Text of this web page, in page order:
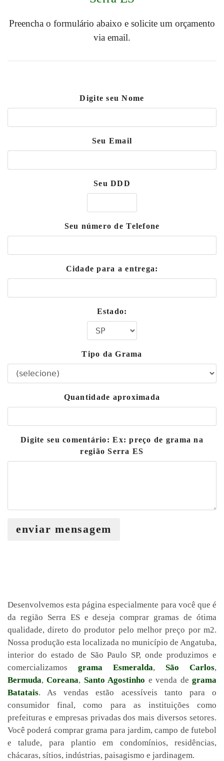
Preencha o formulário abaixo e solicite um orçamento
via email.
Digite seu Nome
Seu Email
Seu DDD
Seu número de Telefone
Cidade para a entrega:
Estado:
Tipo da Grama
Quantidade aproximada
Digite seu comentário: Ex: preço de grama na
região Serra ES
enviar mensagem
Desenvolvemos esta página especialmente para você que é
da região Serra ES e deseja comprar gramas de ótima
qualidade, direto do produtor pelo melhor preço por m2.
Nossa produção esta localizada no município de Angatuba,
interior do estado de São Paulo SP, onde produzimos e
comercializamos grama Esmeralda, São Carlos,
Bermuda,Coreana, Santo Agostinho e venda degrama
Batatais. As vendas estão acessíveis tanto para o
consumidor final, como para as instituições como
prefeituras e empresas privadas dos mais diversos setores.
Você poderá comprar grama para jardim, campo de futebol
e talude, para plantio em condomínios, residências,
chácaras, sítios, indústrias, paisagismo e jardinagem.